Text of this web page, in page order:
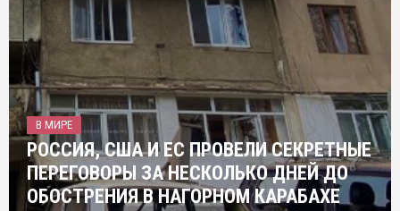
В МИРЕ
РОССИЯ, США И ЕС ПРОВЕЛИ СЕКРЕТНЫЕ
ПЕРЕГОВОРЫ ЗА НЕСКОЛЬКО ДНЕЙ ДО
ОБОСТРЕНИЯ В НАГОРНОМ КАРАБАХЕ